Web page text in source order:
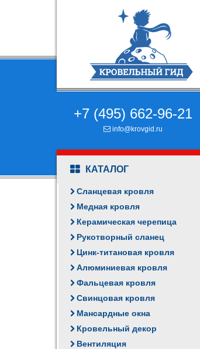
+7 (495) 662-96-21
info@krovgid.ru
КАТАЛОГ
Сланцевая кровля
Медная кровля
Керамическая черепица
Рукотворный сланец
Цинк-титановая кровля
Алюминиевая кровля
Фальцевая кровля
Свинцовая кровля
Мансардные окна
Кровельный декор
Вентиляция